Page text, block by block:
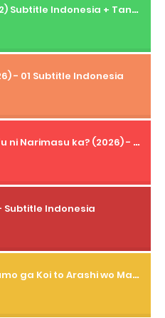
First Love (2022) Subtitle Indonesia + Tanpa Iklan + Streaming + 1080p
- 01 Subtitle Indonesia
Mou Ichido Fufu ni Narimasu ka? (2026) - 01 Subtitle Indonesia
Subtitle Indonesia
Natsuiro no Kumo ga Koi to Arashi wo Makiokosu (2026) - 01 Subtitle Indonesia